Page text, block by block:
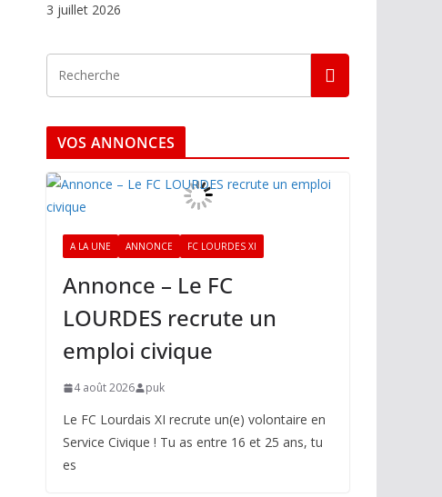
3 juillet 2026
VOS ANNONCES
A LA UNE ANNONCE FC LOURDES XI
Annonce – Le FC
LOURDES recrute un
emploi civique
4 août 2026 puk
Le FC Lourdais XI recrute un(e) volontaire en
Service Civique ! Tu as entre 16 et 25 ans, tu
es